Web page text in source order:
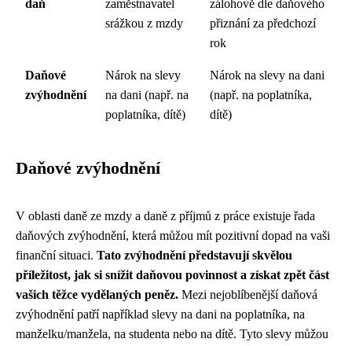
daň
zaměstnavatel
srážkou z mzdy
zálohově dle daňového
přiznání za předchozí
rok
Daňové
zvýhodnění
Nárok na slevy
na dani (např. na
poplatníka, dítě)
Nárok na slevy na dani
(např. na poplatníka,
dítě)
Daňové zvýhodnění
V oblasti daně ze mzdy a daně z příjmů z práce existuje řada
daňových zvýhodnění, která můžou mít pozitivní dopad na vaši
finanční situaci. Tato zvýhodnění představují skvělou
příležitost, jak si snížit daňovou povinnost a získat zpět část
vašich těžce vydělaných peněz. Mezi nejoblíbenější daňová
zvýhodnění patří například slevy na dani na poplatníka, na
manželku/manžela, na studenta nebo na dítě. Tyto slevy můžou